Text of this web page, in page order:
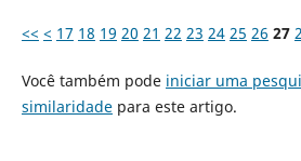
<< < 17 18 19 20 21 22 23 24 25 26 27
Você também pode iniciar uma
similaridadepara este artigo.